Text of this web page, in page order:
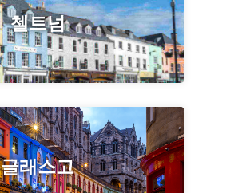
첼트넘
글래스고